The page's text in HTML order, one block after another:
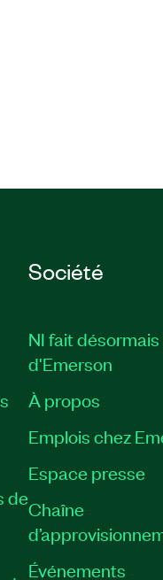
de
Société
NI fait
d'Emerson
À propos
Emplois chez
Espace presse
Chaîne
Événements